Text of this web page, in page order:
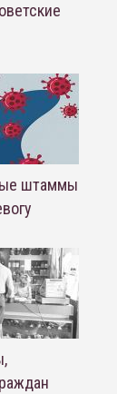
штаммы